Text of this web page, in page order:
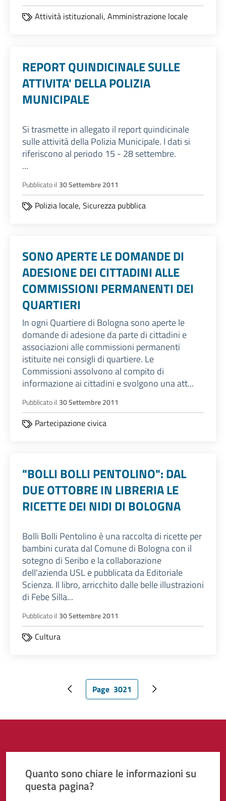
Attività istituzionali, Amministrazione locale
REPORT QUINDICINALE SULLE
ATTIVITA' DELLA POLIZIA
MUNICIPALE
Si trasmette in allegato il report quindicinale
sulle attività della Polizia Municipale. I dati si
riferiscono al periodo 15 - 28 settembre.
...
Pubblicato il 30 Settembre 2011
Polizia locale, Sicurezza pubblica
SONO APERTE LE DOMANDE DI
ADESIONE DEI CITTADINI ALLE
COMMISSIONI PERMANENTI DEI
QUARTIERI
In ogni Quartiere di Bologna sono aperte le
domande di adesione da parte di cittadini e
associazioni alle commissioni permanenti
istituite nei consigli di quartiere. Le
Commissioni assolvono al compito di
informazione ai cittadini e svolgono una att...
Pubblicato il 30 Settembre 2011
Partecipazione civica
"BOLLI BOLLI PENTOLINO": DAL
DUE OTTOBRE IN LIBRERIA LE
RICETTE DEI NIDI DI BOLOGNA
Bolli Bolli Pentolino è una raccolta di ricette per
bambini curata dal Comune di Bologna con il
sotegno di Seribo e la collaborazione
dell'azienda USL e pubblicata da Editoriale
Scienza. Il libro, arricchito dalle belle illustrazioni
di Febe Silla...
Pubblicato il 30 Settembre 2011
Cultura
Pagina precedentePagina attuale
Page 3021 Pagina successiva
Quanto sono chiare le informazioni su
questa pagina?